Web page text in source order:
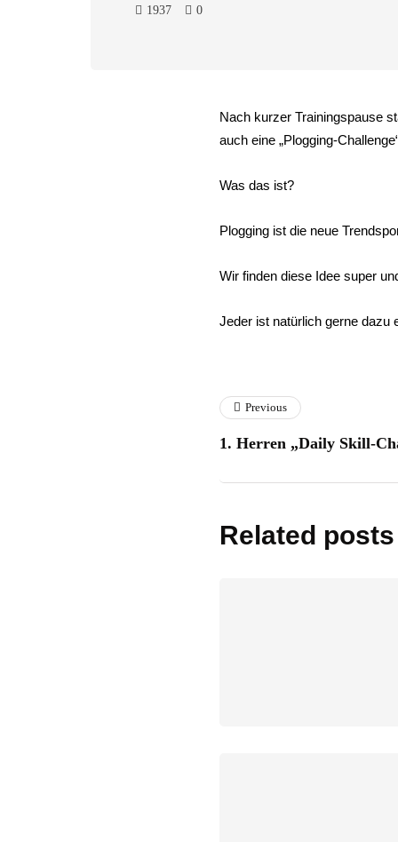
1937 0
Nach kurzer Trainingspause
auch eine „Plogging-
Was das ist?
Plogging ist die neue
Wir finden diese Idee super
Jeder ist natürlich gerne dazu
Previous
1. Herren „Daily Skill-
Related posts